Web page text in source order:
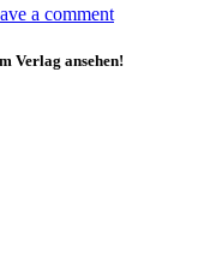
a comment
Verlag ansehen!